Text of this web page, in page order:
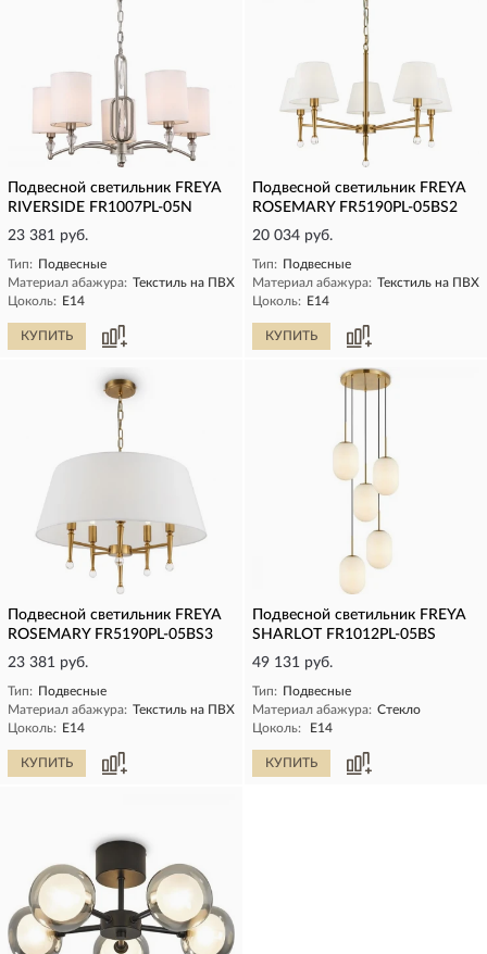
Подвесной светильник FREYA
RIVERSIDE FR1007PL-05N
23 381 руб.
Тип: Подвесные
Материал абажура: Текстиль на ПВХ
Цоколь: E14
КУПИТЬ
Подвесной светильник FREYA
ROSEMARY FR5190PL-05BS2
20 034 руб.
Тип: Подвесные
Материал абажура: Текстиль на ПВХ
Цоколь: E14
КУПИТЬ
Подвесной светильник FREYA
ROSEMARY FR5190PL-05BS3
23 381 руб.
Тип: Подвесные
Материал абажура: Текстиль на ПВХ
Цоколь: E14
КУПИТЬ
Подвесной светильник FREYA
SHARLOT FR1012PL-05BS
49 131 руб.
Тип: Подвесные
Материал абажура: Стекло
Цоколь:
E14
КУПИТЬ